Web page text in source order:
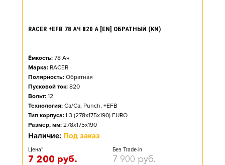
RACER +EFB 78 АЧ 820 А [EN] ОБРАТНЫЙ (KN)
Ёмкость: 78 Ач
Марка: RACER
Полярность: Обратная
Пусковой ток: 820
Вольт: 12
Технология: Ca/Ca, Punch, +EFB
Тип корпуса: L3 (278x175x190) EURO
Размер, мм: 278x175x190
Наличие: Под заказ
Цена*
7 200 руб.
Без Trade-in
7 900 руб.